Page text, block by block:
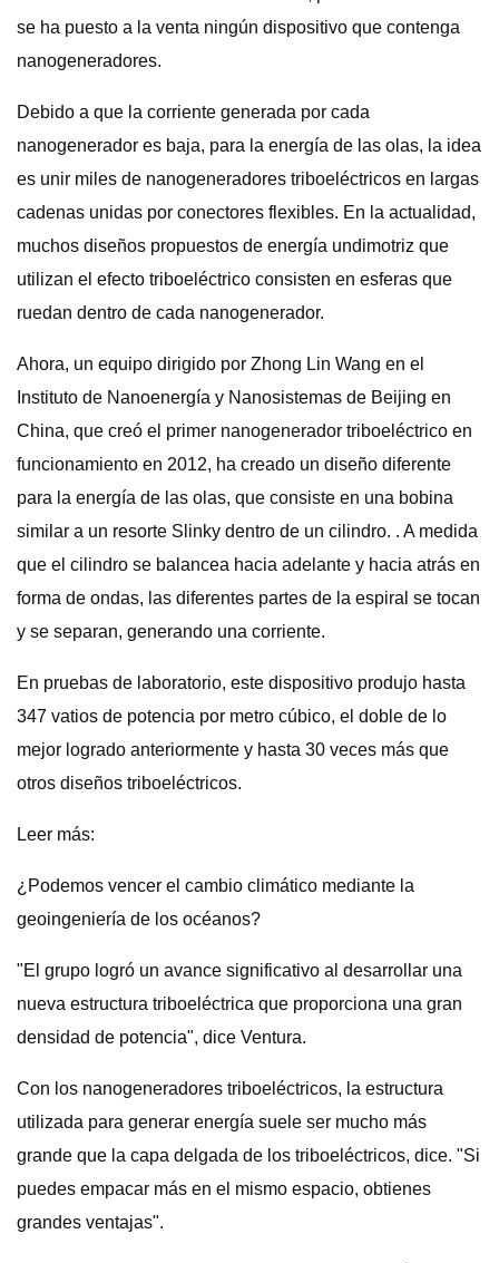
se ha puesto a la venta ningún dispositivo que contenga
nanogeneradores.
Debido a que la corriente generada por cada
nanogenerador es baja, para la energía de las olas, la idea
es unir miles de nanogeneradores triboeléctricos en largas
cadenas unidas por conectores flexibles. En la actualidad,
muchos diseños propuestos de energía undimotriz que
utilizan el efecto triboeléctrico consisten en esferas que
ruedan dentro de cada nanogenerador.
Ahora, un equipo dirigido por Zhong Lin Wang en el
Instituto de Nanoenergía y Nanosistemas de Beijing en
China, que creó el primer nanogenerador triboeléctrico en
funcionamiento en 2012, ha creado un diseño diferente
para la energía de las olas, que consiste en una bobina
similar a un resorte Slinky dentro de un cilindro. . A medida
que el cilindro se balancea hacia adelante y hacia atrás en
forma de ondas, las diferentes partes de la espiral se tocan
y se separan, generando una corriente.
En pruebas de laboratorio, este dispositivo produjo hasta
347 vatios de potencia por metro cúbico, el doble de lo
mejor logrado anteriormente y hasta 30 veces más que
otros diseños triboeléctricos.
Leer más:
¿Podemos vencer el cambio climático mediante la
geoingeniería de los océanos?
"El grupo logró un avance significativo al desarrollar una
nueva estructura triboeléctrica que proporciona una gran
densidad de potencia", dice Ventura.
Con los nanogeneradores triboeléctricos, la estructura
utilizada para generar energía suele ser mucho más
grande que la capa delgada de los triboeléctricos, dice. "Si
puedes empacar más en el mismo espacio, obtienes
grandes ventajas".